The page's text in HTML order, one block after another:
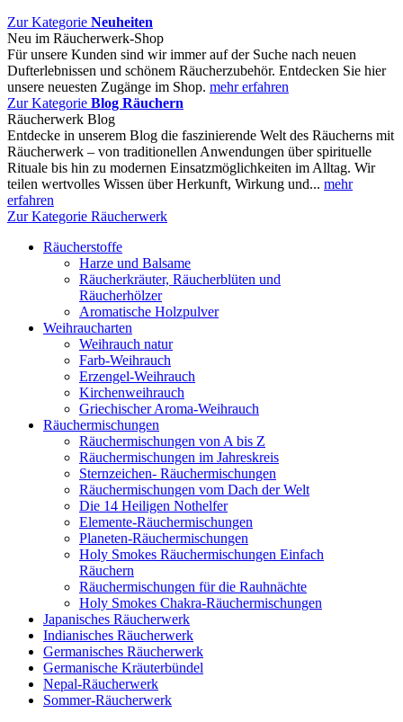
Zur Kategorie Neuheiten
Neu im Räucherwerk-Shop
Für unsere Kunden sind wir immer auf der Suche nach neuen
Dufterlebnissen und schönem Räucherzubehör. Entdecken Sie hier
unsere neuesten Zugänge im Shop. mehr erfahren
Zur Kategorie Blog Räuchern
Räucherwerk Blog
Entdecke in unserem Blog die faszinierende Welt des Räucherns mit
Räucherwerk – von traditionellen Anwendungen über spirituelle
Rituale bis hin zu modernen Einsatzmöglichkeiten im Alltag. Wir
teilen wertvolles Wissen über Herkunft, Wirkung und... mehr
erfahren
Zur Kategorie Räucherwerk
Räucherstoffe
Harze und Balsame
Räucherkräuter, Räucherblüten und
Räucherhölzer
Aromatische Holzpulver
Weihraucharten
Weihrauch natur
Farb-Weihrauch
Erzengel-Weihrauch
Kirchenweihrauch
Griechischer Aroma-Weihrauch
Räuchermischungen
Räuchermischungen von A bis Z
Räuchermischungen im Jahreskreis
Sternzeichen- Räuchermischungen
Räuchermischungen vom Dach der Welt
Die 14 Heiligen Nothelfer
Elemente-Räuchermischungen
Planeten-Räuchermischungen
Holy Smokes Räuchermischungen Einfach
Räuchern
Räuchermischungen für die Rauhnächte
Holy Smokes Chakra-Räuchermischungen
Japanisches Räucherwerk
Indianisches Räucherwerk
Germanisches Räucherwerk
Germanische Kräuterbündel
Nepal-Räucherwerk
Sommer-Räucherwerk